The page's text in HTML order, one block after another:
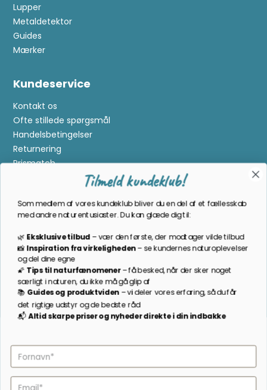
Lupper
Metaldetektor
Guides
Mærker
Kundeservice
Kontakt os
Ofte stillede spørgsmål
Handelsbetingelser
Returnering
Prismatch
Om Kikkertland
Bliv en del af kundeklubben
Som medlem bliver du opdateret på nyheder, månedens
prisbasker, spændende kampagner og meget mere!
TILMELD NYHEDSBREV
Tilmeld kundeklub!
Som medlem af vores kundeklub bliver du en del af et fællesskab
med andre naturentusiaster. Du kan glæde dig til:
🌿 Eksklusive tilbud –vær den første, der modtager vilde tilbud
📸Inspirationfravirkeligheden– sekundernesnaturoplevelser
ogdel dine egne
🌠 Tipstilnaturfænomener–fåbesked,når der sker noget
særligt inaturen, duikke mågåglipaf
📚 Guidesog produktviden –videlervoreserfaring,sådufår
det rigtige udstyr ogdebedste råd
📬Altid skarpe priserognyhederdirekteidinindbakke